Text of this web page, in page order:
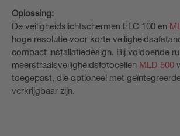
Oplossing:
De veiligheidslichtschermen ELC 100 en
hoge resolutie voor korte
compact installatiedesign. Bij voldoende
meerstraalsveiligheidsfotocellen MLD 500
toegepast, die optioneel met
verkrijgbaar zijn.